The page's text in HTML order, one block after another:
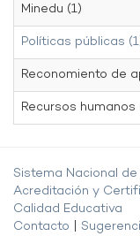
Minedu (1)
Políticas públicas
Reconomiento de
Recursos humanos
Sistema Nacional de
Acreditación y
Calidad Educativa
Contacto